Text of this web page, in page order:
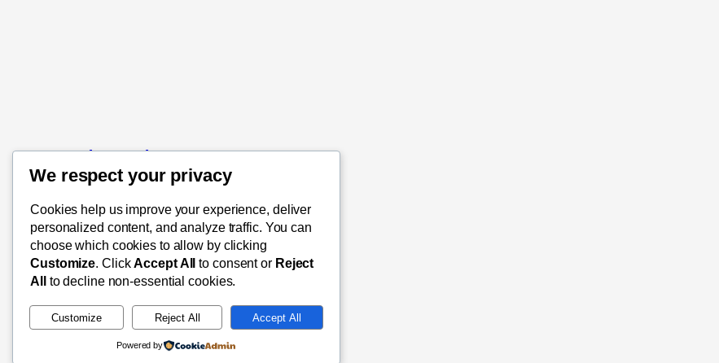
Bruktverktøy.no
Nettbutikk for brukte verktøy
We respect your privacy
Cookies help us improve your experience, deliver
personalized content, and analyze traffic. You can
choose which cookies to allow by clicking
Customize. ClickAccept All to consent or Reject
All
to decline non-essential cookies.
Customize Reject All Accept All
Powered by